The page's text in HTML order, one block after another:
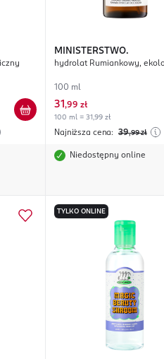
MINISTERSTWO.
hydrolat Rumiankowy,
100 ml
31 ,99 zł
100 ml = 31,99 zł
Najniższa cena: 39,99 zł
Niedostępny online
TYLKO ONLINE